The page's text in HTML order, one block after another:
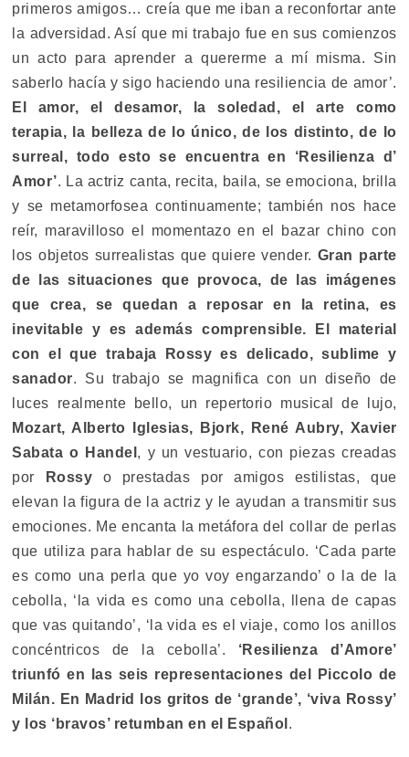
primeros amigos… creía que me iban a reconfortar ante
la adversidad. Así que mi trabajo fue en sus comienzos
un acto para aprender a quererme a mí misma. Sin
saberlo hacía y sigo haciendo una resiliencia de amor’.
El amor, el desamor, la soledad, el arte como
terapia, la belleza de lo único, de los distinto, de lo
surreal, todo esto se encuentra en ‘Resilienza d’
Amor’. La actriz canta, recita, baila, se emociona, brilla
y se metamorfosea continuamente; también nos hace
reír, maravilloso el momentazo en el bazar chino con
los objetos surrealistas que quiere vender. Gran parte
de las situaciones que provoca, de las imágenes
que crea, se quedan a reposar en la retina, es
inevitable y es además comprensible. El material
con el que trabaja Rossy es delicado, sublime y
sanador. Su trabajo se magnifica con un diseño de
luces realmente bello, un repertorio musical de lujo,
Mozart, Alberto Iglesias, Bjork, René Aubry, Xavier
Sabata o Handel , y un vestuario, con piezas creadas
por
Rossy o prestadas por amigos estilistas, que
elevan la figura de la actriz y le ayudan a transmitir sus
emociones. Me encanta la metáfora del collar de perlas
que utiliza para hablar de su espectáculo. ‘Cada parte
es como una perla que yo voy engarzando’ o la de la
cebolla, ‘la vida es como una cebolla, llena de capas
que vas quitando’, ‘la vida es el viaje, como los anillos
concéntricos de la cebolla’. ‘Resilienza d’Amore’
triunfó en las seis representaciones del Piccolo de
Milán. En Madrid los gritos de ‘grande’, ‘viva Rossy’
y los ‘bravos’ retumban en el Español .